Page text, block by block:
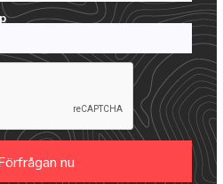
MOCKUP MED DIN LOGOTYP
nu